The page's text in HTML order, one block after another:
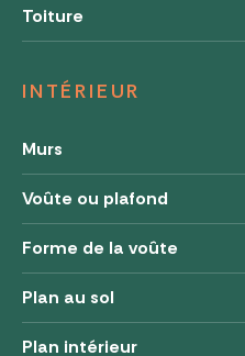
Toiture
INTÉRIEUR
Murs
Voûte ou plafond
Forme de la voûte
Plan au sol
Plan intérieur